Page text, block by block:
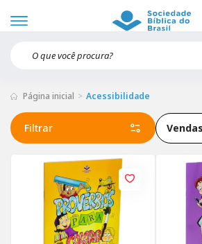
Página inicial Acessibilidade
Filtrar